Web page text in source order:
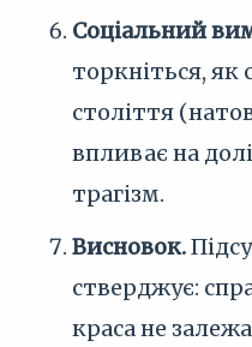
Соціальний
торкніться, як
століття
впливає на
трагізм.
Висновок.
стверджує:
краса не